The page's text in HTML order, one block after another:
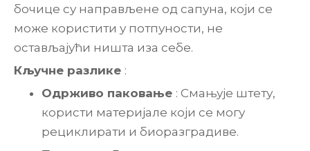
бочице су направљене од сапуна, који се
може користити у потпуности, не
остављајући ништа иза себе.
Кључне разлике :
Одрживо паковање : Смањује штету,
користи материјале који се могу
рециклирати и биоразградиве.